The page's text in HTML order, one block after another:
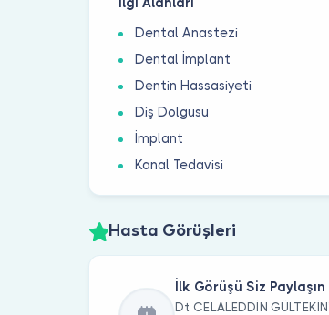
İlgi Alanları
Dental Anastezi
Dental İmplant
Dentin Hassasiyeti
Diş Dolgusu
İmplant
Kanal Tedavisi
Hasta Görüşleri
İlk Görüşü Siz Paylaşın
Dt. CELALEDDİN